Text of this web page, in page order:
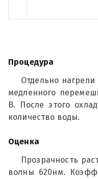
Процедура
Отдельно
медленного
В. После этого
количество воды.
Оценка
Прозрачность
волны 620нм.